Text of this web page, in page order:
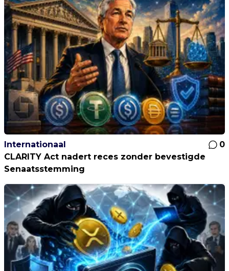
Internationaal
0
CLARITY Act nadert reces zonder bevestigde
Senaatsstemming